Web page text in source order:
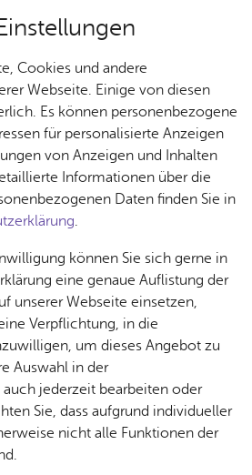
& Stadt
Jobs
Stel­
len­an­
ge­bo­te
Aus­bil­
dung &
Stu­di­
um
Bauen
& Um­
welt
Geo­
da­ten
& 3D-
Stadt­
Ge­
sund­
heit &
kum
Ärzte &
Apo­
aktuelle Nachrichten vom
Informieren Sie sich
Download-Bereichüber
Auch unser
Newsletter
regelmäßig über unsere
und Nachrichten.
Cookies und andere
Webseite. Einige von diesen
Es können personenbezogene
für personalisierte Anzeigen
von Anzeigen und Inhalten
Informationen über die
Daten finden Sie in
.
können Sie sich gerne in
eine genaue Auflistung der
unserer Webseite einsetzen,
Verpflichtung, in die
um dieses Angebot zu
Auswahl in der
jederzeit bearbeiten oder
Sie, dass aufgrund individueller
nicht alle Funktionen der